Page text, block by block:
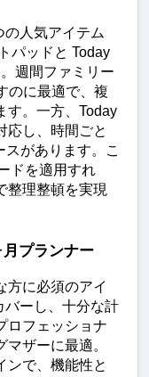
人気アイテム
パッドと Today
週間ファミリー
のに最適で、複
す。一方、Today
応し、時間ごと
があります。こ
ドを適用すれ
整理整頓を実現
プランナー
方に必須のアイ
バーし、十分な計
ロフェッショナ
ザーに最適。
ンで、機能性と